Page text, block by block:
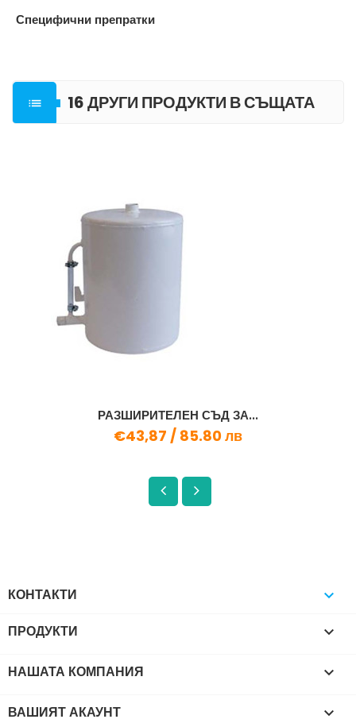
Специфични препратки

16 ДРУГИ ПРОДУКТИ В СЪЩАТА
РАЗШИРИТЕЛЕН СЪД ЗА...
€43,87 / 85.80 лв
КОНТАКТИ 
ПРОДУКТИ 
НАШАТА КОМПАНИЯ 
ВАШИЯТ АКАУНТ 